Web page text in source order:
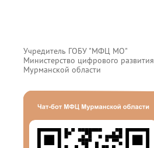
Учредитель ГОБУ "МФЦ МО"
Министерство цифрового развития
Мурманской области